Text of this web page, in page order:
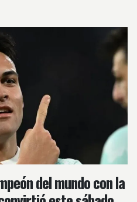
del mundo con la